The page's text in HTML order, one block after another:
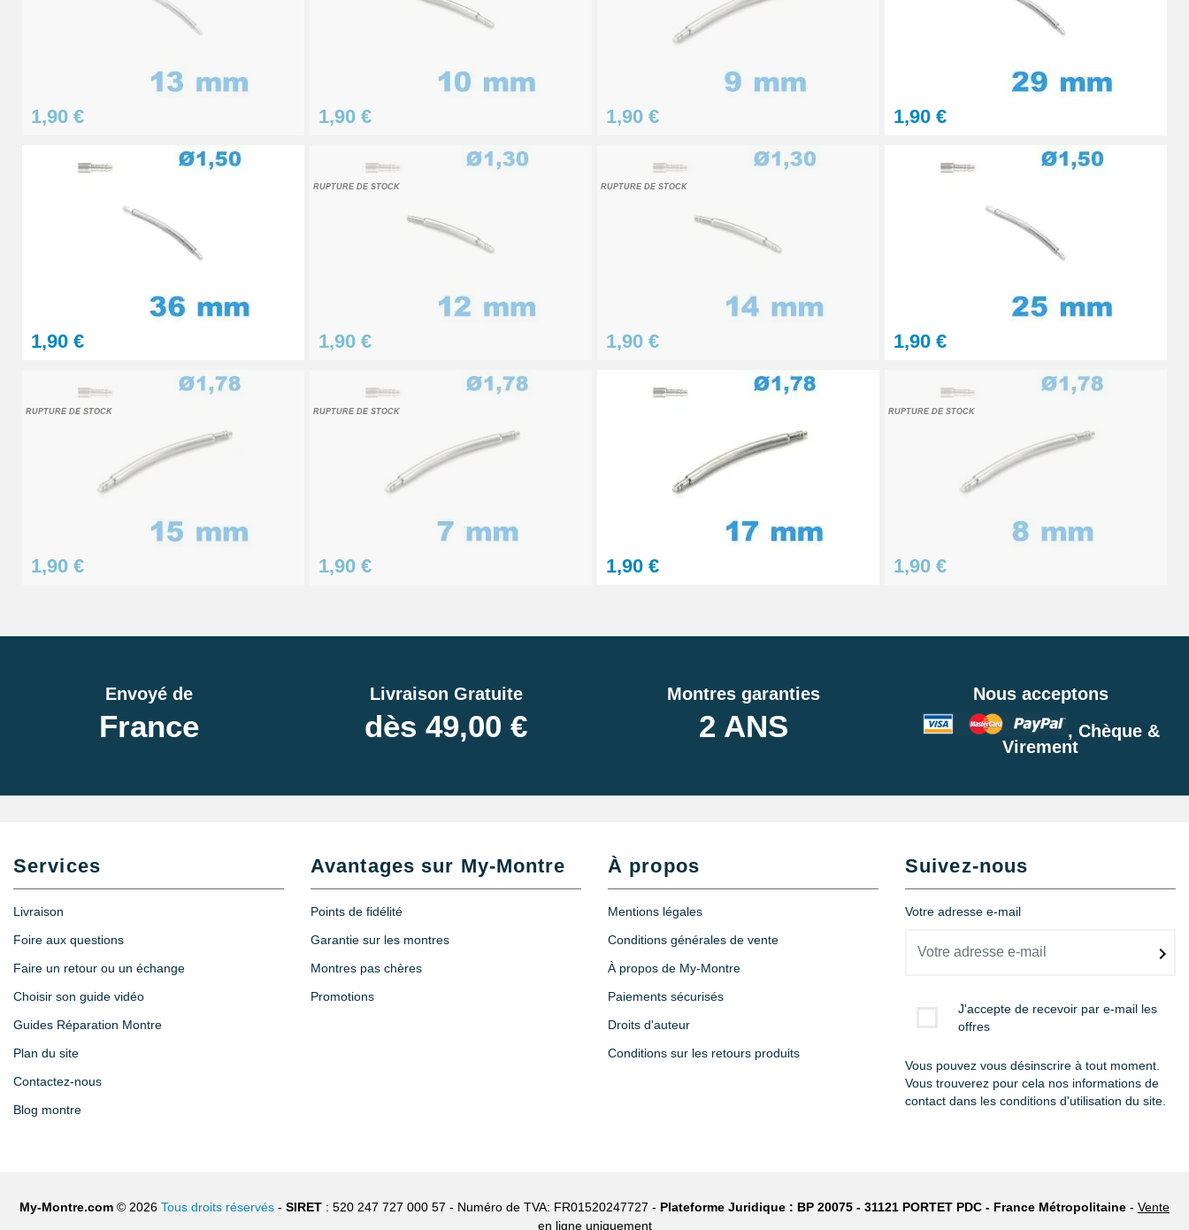
4,90 €
Ajouter au panier
Pointeau de pose à 2 têtes
Ajouter au panier
1,90 € 1,90 € 1,90 € 1,90 €
1,90 €
RUPTURE DE STOCK
1,90 €
RUPTURE DE STOCK
1,90 € 1,90 €
RUPTURE DE STOCK
1,90 €
RUPTURE DE STOCK
1,90 € 1,90 €
RUPTURE DE STOCK
1,90 €
Envoyé de
France
Livraison Gratuite
dès 49,00 €
Montres garanties
2 ANS
Nous acceptons
, Chèque &
Virement
Services
Livraison
Foire aux questions
Faire un retour ou un échange
Choisir son guide vidéo
Guides Réparation Montre
Plan du site
Contactez-nous
Blog montre
Avantages sur My-Montre
Points de fidélité
Garantie sur les montres
Montres pas chères
Promotions
À propos
Mentions légales
Conditions générales de vente
À propos de My-Montre
Paiements sécurisés
Droits d'auteur
Conditions sur les retours produits
Suivez-nous
Votre adresse e-mail
J'accepte de recevoir par e-mail les
offres
Vous pouvez vous désinscrire à tout moment.
Vous trouverez pour cela nos informations de
contact dans les conditions d'utilisation du site.
My-Montre.com © 2026 Tous droits réservés - SIRET : 520 247 727 000 57 - Numéro de TVA: FR01520247727 - Plateforme Juridique : BP 20075 - 31121 PORTET PDC - France Métropolitaine - Vente
en ligne uniquement